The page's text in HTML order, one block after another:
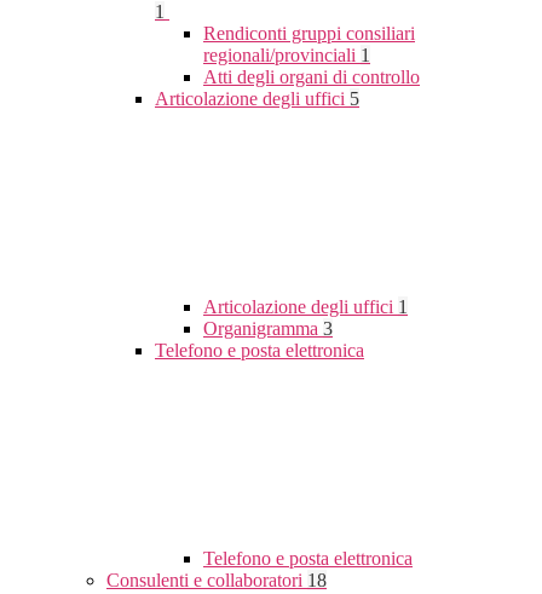
1
Rendiconti gruppi consiliari
regionali/provinciali 1
Atti degli organi di controllo
Articolazione degli uffici 5
Articolazione degli uffici 1
Organigramma 3
Telefono e posta elettronica
Telefono e posta elettronica
Consulenti e collaboratori 18